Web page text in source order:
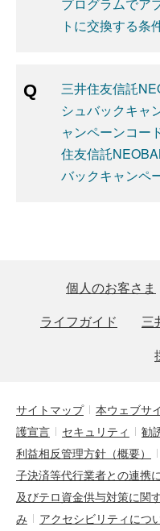
トに交換する条
三井住友信託
シュバックキャ
ャンペーンコー
住友信託
バックキャンペ
個人のお客さま
ライフガイド
三
サイトマップ 本ウェブサ
護宣言
セキュリティ 勧
利益相反管理方針（概要）
子決済等代行業者との連携
及びテロ資金供与対策に関
み
アクセシビリティにつ